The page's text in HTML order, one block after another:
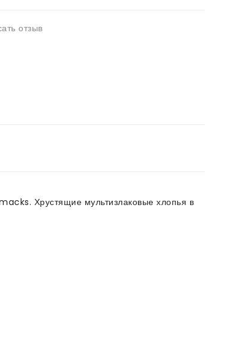
отзыв
Хрустящие мультизлаковые хлопья в